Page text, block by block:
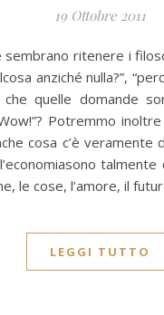
19 Ottobre 2011
ritenere i
anziché nulla?”,
quelle domande
Potremmo
cosa c’è veramente
le cose, l’amore, il
LEGGI TUTTO